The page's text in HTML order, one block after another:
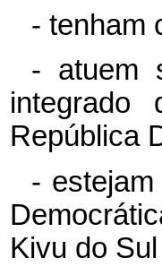
- tenham
- atuem
República
-
Kivu do